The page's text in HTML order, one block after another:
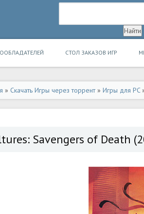
СТОЛ ЗАКАЗОВ ИГР
» Скачать Игры через торрент» Игры для PC
Savengers of Death